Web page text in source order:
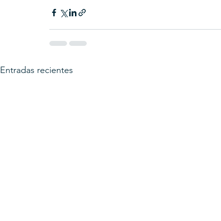
Entradas recientes